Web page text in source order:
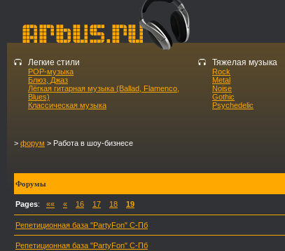
Легкие стили
POP-музыка
Блюз, Джаз
Лёгкая гитарная музыка (Ballad, Flamenco,
Blues)
Классическая музыка
Тяжелая музыка
Rock
Metal
Noise
Gothic
Psychedelic
> форум > Работа в шоу-бизнесе
Форумы
Pages: «« « 16 17 18 19
Репетиционная база "PartyFon" С-Пб
Репетиционная база "PartyFon" С-Пб